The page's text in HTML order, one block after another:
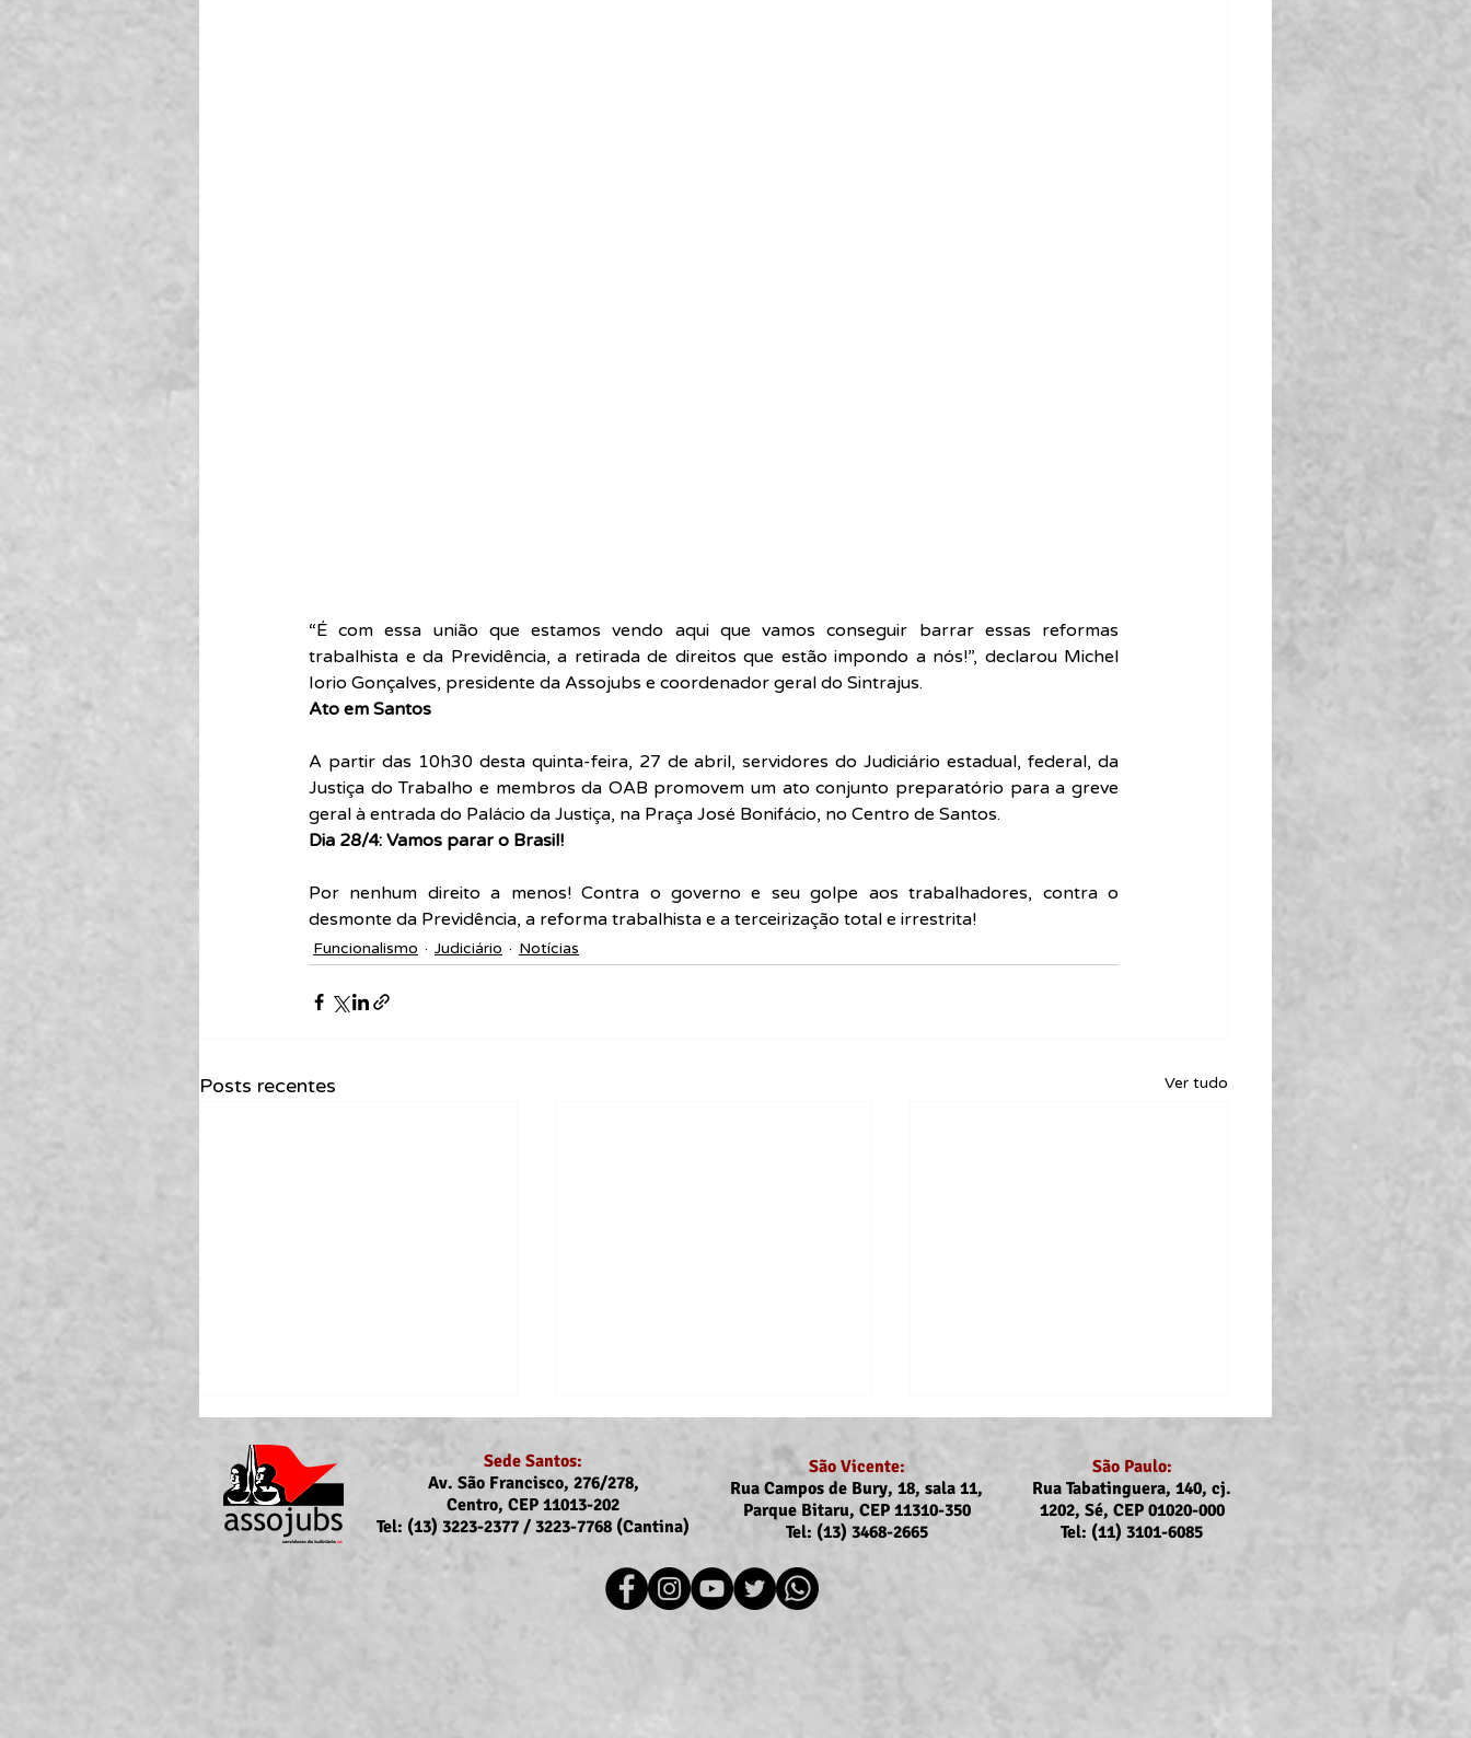
“É com essa união que estamos vendo aqui que vamos conseguir barrar essas reformas
trabalhista e da Previdência, a retirada de direitos que estão impondo a nós!”, declarou Michel
Iorio Gonçalves, presidente da Assojubs e coordenador geral do Sintrajus.
Ato em Santos
A partir das 10h30 desta quinta-feira, 27 de abril, servidores do Judiciário estadual, federal, da
Justiça do Trabalho e membros da OAB promovem um ato conjunto preparatório para a greve
geral à entrada do Palácio da Justiça, na Praça José Bonifácio, no Centro de Santos.
Dia 28/4: Vamos parar o Brasil!
Por nenhum direito a menos! Contra o governo e seu golpe aos trabalhadores, contra o
desmonte da Previdência, a reforma trabalhista e a terceirização total e irrestrita!
Funcionalismo Judiciário Notícias
Posts recentes Ver tudo
Recomposição do auxílio-
Sede Santos:
Av. São Francisco, 276/278,
Centro, CEP 11013-202
Tel: (13) 3223-2377 / 3223-7768 (Cantina)
São Vicente:
Rua Campos de Bury, 18, sala 11,
Parque Bitaru, CEP 11310-350
Tel: (13) 3468-2665
São Paulo:
Rua Tabatinguera, 140, cj.
1202, Sé, CEP 01020-000
Tel: (11) 3101-6085